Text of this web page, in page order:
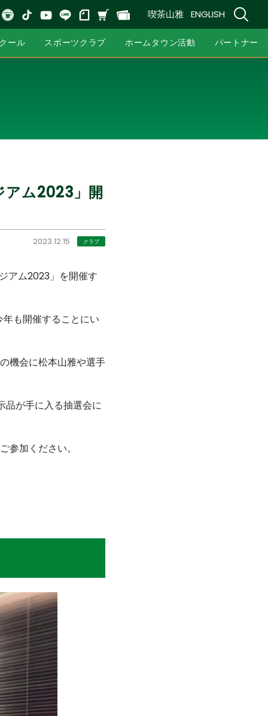
喫茶山雅 ENGLISH
ール スポーツクラブ ホームタウン活動 パートナー
アム2023」開
2023.12.15 クラブ
アム2023」を開催す
も開催することにい
機会に松本山雅や選手
品が手に入る抽選会に
参加ください。